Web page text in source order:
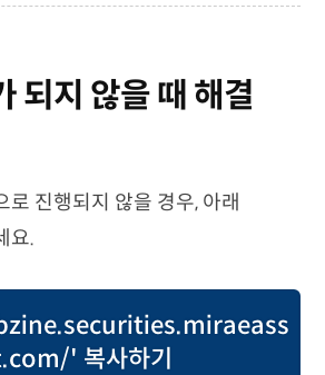
되지 않을 때 해결
로 진행되지 않을 경우, 아래
요.
' 복사하기